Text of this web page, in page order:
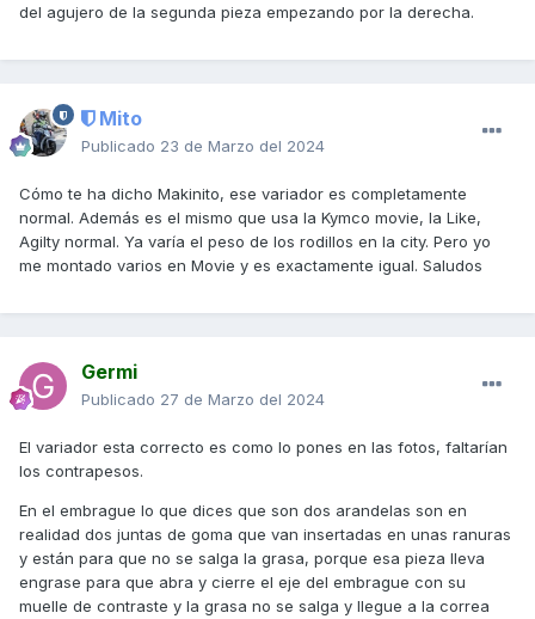
del agujero de la segunda pieza empezando por la derecha.
Mito
Publicado 23 de Marzo del 2024
Cómo te ha dicho Makinito, ese variador es completamente
normal. Además es el mismo que usa la Kymco movie, la Like,
Agilty normal. Ya varía el peso de los rodillos en la city. Pero yo
me montado varios en Movie y es exactamente igual. Saludos
Germi
Publicado 27 de Marzo del 2024
El variador esta correcto es como lo pones en las fotos, faltarían
los contrapesos.
En el embrague lo que dices que son dos arandelas son en
realidad dos juntas de goma que van insertadas en unas ranuras
y están para que no se salga la grasa, porque esa pieza lleva
engrase para que abra y cierre el eje del embrague con su
muelle de contraste y la grasa no se salga y llegue a la correa